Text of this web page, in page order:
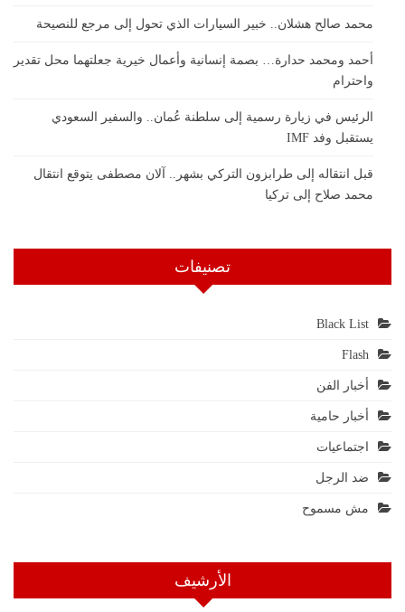
محمد صالح هشلان.. خبير السيارات الذي تحول إلى مرجع للنصيحة
أحمد ومحمد حدارة… بصمة إنسانية وأعمال خيرية جعلتهما محل تقدير
واحترام
الرئيس في زيارة رسمية إلى سلطنة عُمان.. والسفير السعودي
يستقبل وفد IMF
قبل انتقاله إلى طرابزون التركي بشهر.. آلان مصطفى يتوقع انتقال
محمد صلاح إلى تركيا
تصنيفات
Black List
Flash
أخبار الفن
أخبار حامية
اجتماعيات
ضد الرجل
مش مسموح
الأرشيف